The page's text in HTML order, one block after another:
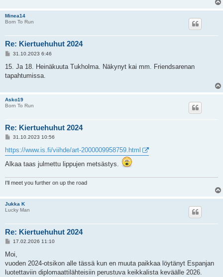
Minea14
Born To Run
Re: Kiertuehuhut 2024
V
e
t
31.10.2023 6:46
15. Ja 18. Heinäkuuta Tukholma. Näkynyt kai mm. Friendsarenan
tapahtumissa.
Asko19
Born To Run
Re: Kiertuehuhut 2024
V
e
s
t
i
31.10.2023 10:56
https://www.is.fi/viihde/art-2000009958759.html
Alkaa taas julmettu lippujen metsästys.
I'll meet you further on up the road
Jukka K
Lucky Man
Re: Kiertuehuhut 2024
V
e
t
i
17.02.2026 11:10
Moi,
vuoden 2024-otsikon alle tässä kun en muuta paikkaa löytänyt Espanjan
luotettaviin diplomaattilähteisiin perustuva keikkalista keväälle 2026.